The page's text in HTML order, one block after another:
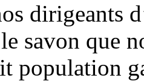
dirigeants
le savon que
population